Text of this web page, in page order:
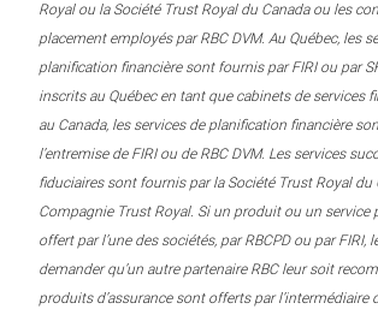
Royal ou la Société Trust Royal du Canada ou les
placement employés par RBC DVM. Au Québec, les
planification financière sont fournis par FIRI ou par
inscrits au Québec en tant que cabinets de services
au Canada, les services de planification financière
l’entremise de FIRI ou de RBC DVM. Les services
fiduciaires sont fournis par la Société Trust Royal du
Compagnie Trust Royal. Si un produit ou un service
offert par l’une des sociétés, par RBCPD ou par FIRI,
demander qu’un autre partenaire RBC leur soit
produits d’assurance sont offerts par l’intermédiaire